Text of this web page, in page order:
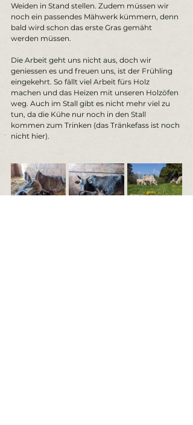
Weiden in Stand stellen. Zudem müssen wir
noch ein passendes Mähwerk kümmern, denn
bald wird schon das erste Gras gemäht
werden müssen.
Die Arbeit geht uns nicht aus, doch wir
geniessen es und freuen uns, ist der Frühling
eingekehrt. So fällt viel Arbeit fürs Holz
machen und das Heizen mit unseren Holzöfen
weg. Auch im Stall gibt es nicht mehr viel zu
tun, da die Kühe nur noch in den Stall
kommen zum Trinken (das Tränkefass ist noch
nicht hier).